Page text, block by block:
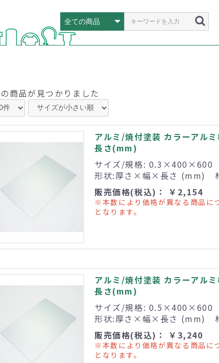
の商品が見つかりました
アルミ/焼付塗装 カラーアル
長さ(mm)
サイズ/規格: 0.3×400×600
形状:厚さ×幅×長さ (mm)
販売価格(税込)： ￥2,154
※本数により価格が異なる商品に
となります。
アルミ/焼付塗装 カラーアル
長さ(mm)
サイズ/規格: 0.5×400×600
形状:厚さ×幅×長さ (mm)
販売価格(税込)： ￥3,240
※本数により価格が異なる商品に
となります。